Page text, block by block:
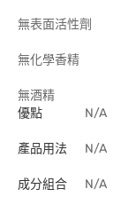
無表面活性劑
無化學香精
無酒精
優點
N/A
產品用法 N/A
成分組合 N/A